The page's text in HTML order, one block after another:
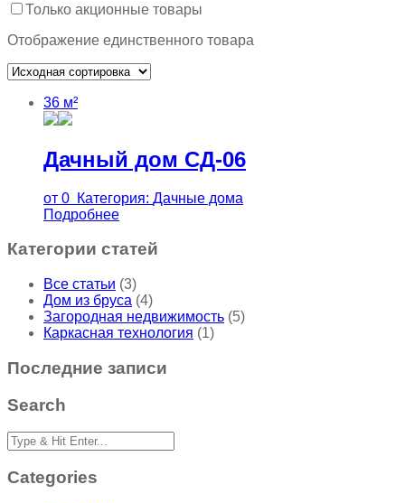
Только акционные товары
Отображение единственного товара
36 м²
Дачный дом СД-06
от 0 Категория: Дачные дома
Подробнее
Категории статей
Все статьи (3)
Дом из бруса (4)
Загородная недвижимость (5)
Каркасная технология (1)
Последние записи
Search
Categories